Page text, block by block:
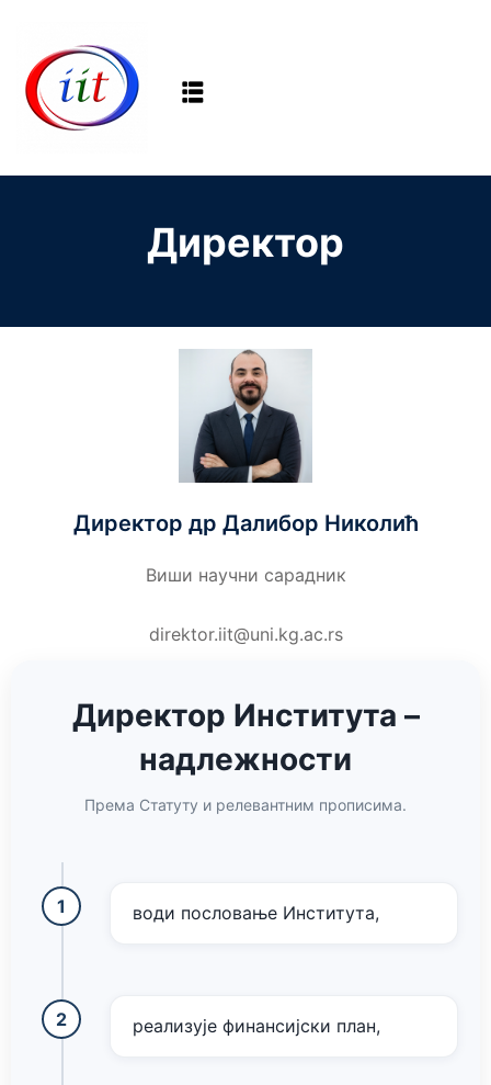
Директор
Директор др Далибор Николић
Виши научни сарадник
direktor.iit@uni.kg.ac.rs
Директор Института –
надлежности
Према Статуту и релевантним прописима.
води пословање Института,
реализује финансијски план,